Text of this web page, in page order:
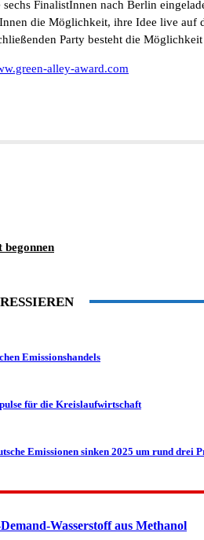
FinalistInnen nach Berlin
die Möglichkeit, ihre Idee live auf
Party besteht die
alley-award.com
Emissionshandels
für die Kreislaufwirtschaft
Emissionen sinken 2025 um rund drei
Wasserstoff aus Methanol